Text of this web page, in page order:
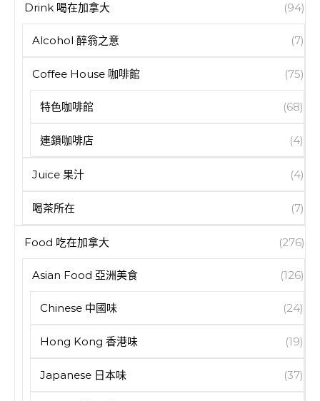
Drink 喝在加拿大 (94)
Alcohol 醉翁之意 (7)
Coffee House 咖啡館 (75)
特色咖啡館 (68)
連鎖咖啡店 (4)
Juice 果汁 (4)
喝茶所在 (7)
Food 吃在加拿大 (276)
Asian Food 亞洲美食 (126)
Chinese 中國味 (24)
Hong Kong 香港味 (19)
Japanese 日本味 (37)